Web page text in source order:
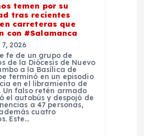
temen por su
tras recientes
carreteras que
con #Salamanca
2026
fe de un grupo de
de la Diócesis de Nuevo
a la Basílica de
terminó en un episodio
en el libramiento de
falso retén armado
el autobús y despojó de
a 47 personas,
cuatro
Este…